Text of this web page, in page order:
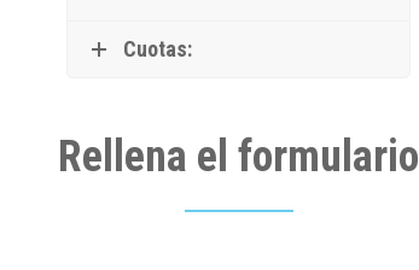
Cuotas:
Rellena el formulario